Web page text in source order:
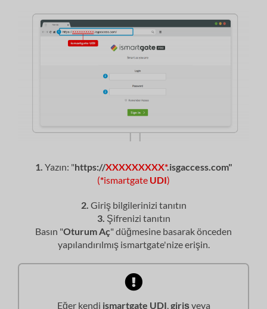
1. Yazın: "https://XXXXXXXXX*.isgaccess.com"
(*ismartgate UDI)
2. Giriş bilgilerinizi tanıtın
3. Şifrenizi tanıtın
Basın "Oturum Aç" düğmesine basarak önceden
yapılandırılmış ismartgate'nize erişin.
Eğer kendi ismartgate UDI,girişveya